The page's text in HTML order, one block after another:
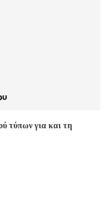
τύπων για και τη